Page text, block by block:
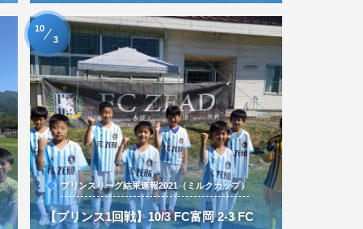
プリンスリーグ結果速報2021（ミルクカップ）
【プリンス1回戦】10/3 FC富岡 2-3 FC
10
3